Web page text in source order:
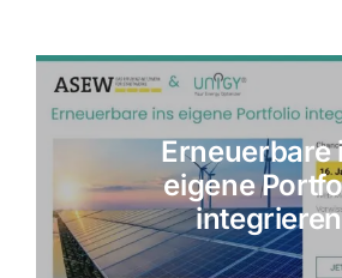
Erneuerbare
eigene
integrieren